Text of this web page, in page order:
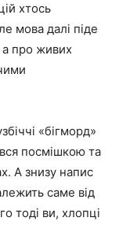
хтось
мова далі піде
а про живих
«бігморд»
посмішкою та
А знизу напис
саме від
тоді ви, хлопці